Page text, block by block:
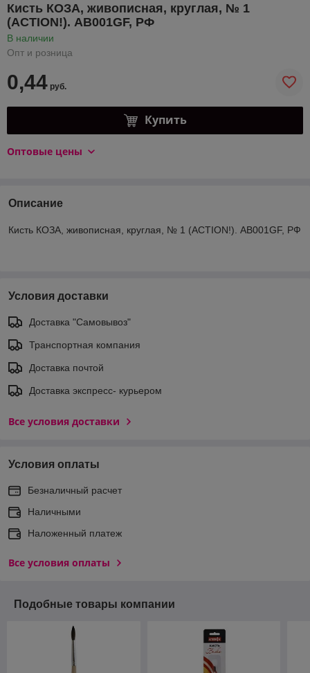
Кисть КОЗА, живописная, круглая, № 1
(ACTION!). AB001GF, РФ
В наличии
Опт и розница
0,44 руб.
Купить
Оптовые цены
Описание
Кисть КОЗА, живописная, круглая, № 1 (ACTION!). AB001GF, РФ
Условия доставки
Доставка "Самовывоз"
Транспортная компания
Доставка почтой
Доставка экспреcс- курьером
Все условия доставки
Условия оплаты
Безналичный расчет
Наличными
Наложенный платеж
Все условия оплаты
Подобные товары компании